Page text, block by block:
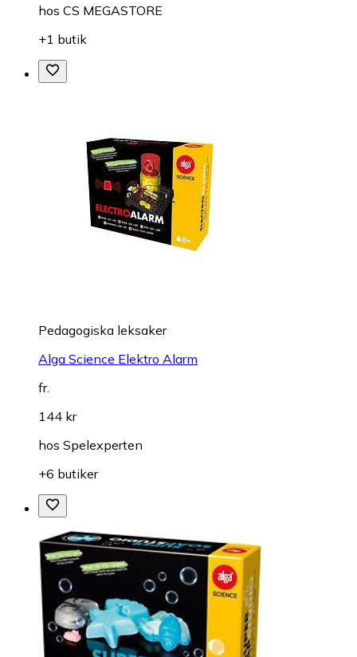
hos CS MEGASTORE
+1 butik
Pedagogiska leksaker
Alga Science Elektro Alarm
fr.
144 kr
hos Spelexperten
+6 butiker